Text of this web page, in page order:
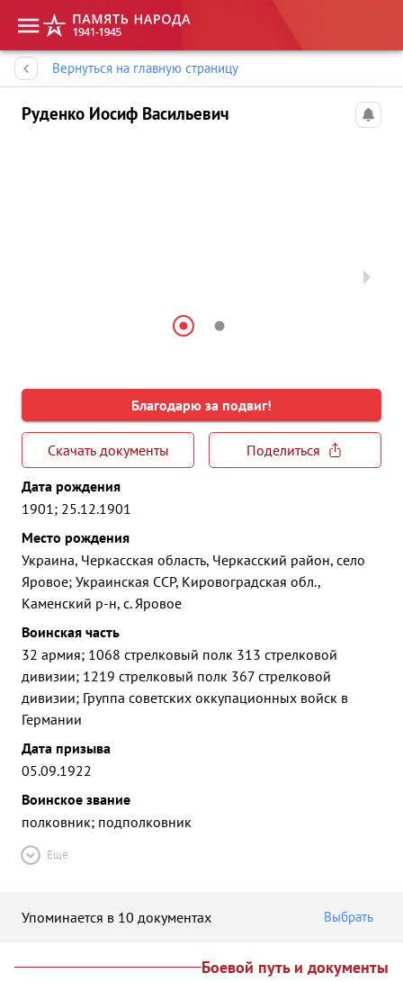
Вернуться на главную страницу
Руденко Иосиф Васильевич
Благодарю за подвиг!
Скачать документы
Поделиться
Дата рождения
1901; 25.12.1901
Место рождения
Украина, Черкасская область, Черкасский район, село
Яровое; Украинская ССР, Кировоградская обл.,
Каменский р-н, с. Яровое
Воинская часть
32 армия; 1068 стрелковый полк 313 стрелковой
дивизии; 1219 стрелковый полк 367 стрелковой
дивизии; Группа советских оккупационных войск в
Германии
Дата призыва
05.09.1922
Воинское звание
полковник; подполковник
Ещё
Упоминается в 10 документах Выбрать
Боевой путь и документы
Память народа